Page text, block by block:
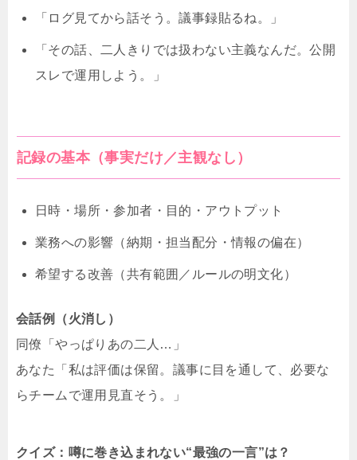
「ログ見てから話そう。議事録貼るね。」
「その話、二人きりでは扱わない主義なんだ。公開
スレで運用しよう。」
記録の基本（事実だけ／主観なし）
日時・場所・参加者・目的・アウトプット
業務への影響（納期・担当配分・情報の偏在）
希望する改善（共有範囲／ルールの明文化）
会話例（火消し）
同僚「やっぱりあの二人…」
あなた「私は評価は保留。議事に目を通して、必要な
らチームで運用見直そう。」
クイズ：噂に巻き込まれない“最強の一言”は？